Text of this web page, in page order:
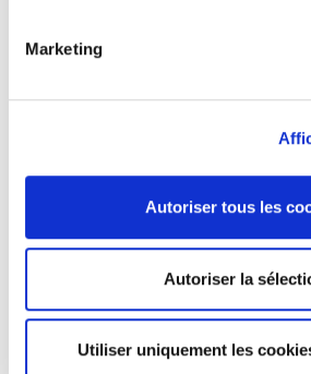
Marketing
Autoriser tous les
Autoriser la
Utiliser uniquement les
souhaite contribuer
de la justice dans le
et comme l’un des principaux
contre les dérives du pouvoir.
L’ambition est claire : ouvrir
réflexion exigeant mais
penser, porter et défendre
l’heure où celui-ci est